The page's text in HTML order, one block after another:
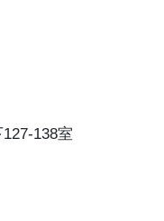
138室